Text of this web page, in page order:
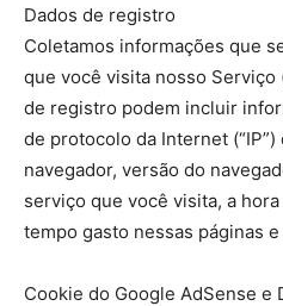
Dados de registro
Coletamos informações que
que você visita nosso Serviço
de registro podem incluir
de protocolo da Internet
navegador, versão do
serviço que você visita, a
tempo gasto nessas páginas
Cookie do Google AdSense e